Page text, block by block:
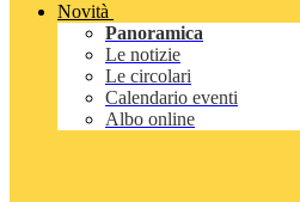
Novità
Panoramica
Le notizie
Le circolari
Calendario eventi
Albo online